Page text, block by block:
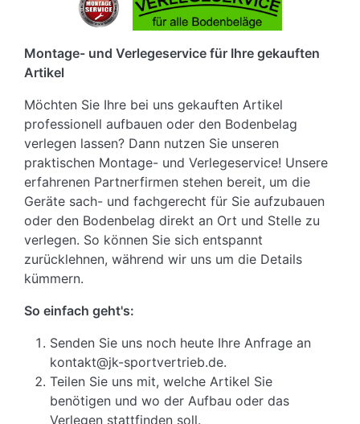
Montage- und Verlegeservice für Ihre gekauften
Artikel
Möchten Sie Ihre bei uns gekauften Artikel
professionell aufbauen oder den Bodenbelag
verlegen lassen? Dann nutzen Sie unseren
praktischen Montage- und Verlegeservice! Unsere
erfahrenen Partnerfirmen stehen bereit, um die
Geräte sach- und fachgerecht für Sie aufzubauen
oder den Bodenbelag direkt an Ort und Stelle zu
verlegen. So können Sie sich entspannt
zurücklehnen, während wir uns um die Details
kümmern.
So einfach geht's:
Senden Sie uns noch heute Ihre Anfrage an
kontakt@jk-sportvertrieb.de.
Teilen Sie uns mit, welche Artikel Sie
benötigen und wo der Aufbau oder das
Verlegen stattfinden soll.